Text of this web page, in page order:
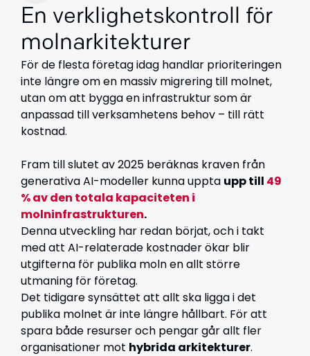
En verklighetskontroll för
molnarkitekturer
För de flesta företagidag handlar prioriteringen
inte längreomen massiv migrering till molnet,
utan om att bygga en infrastruktur som är
anpassad till verksamhetens behov – till rätt
kostnad.
Fram till slutet av 2025 beräknas kraven från
generativa AI-modeller kunna uppta upp till 49
% av den totala kapaciteten i
molninfrastrukturen.
Denna utveckling har redan börjat, och i takt
med att AI-relaterade kostnader ökar blir
utgifterna för publika moln en allt större
utmaning för företag.
Det tidigare synsättet att allt ska ligga i det
publika molnet är inte längre hållbart. För att
spara både resurser och pengargår allt fler
organisationer mot hybrida arkitekturer.